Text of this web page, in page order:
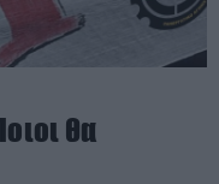
θα